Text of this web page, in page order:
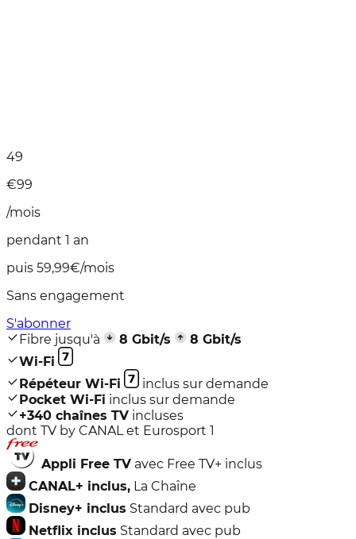
49
€99
/mois
pendant 1 an
puis 59,99€/mois
Sans engagement
S'abonner
Fibre jusqu'à
8 Gbit/s 8 Gbit/s
Wi-Fi
Répéteur Wi-Fi
inclus sur demande
Pocket Wi-Fi inclus sur demande
+340 chaînes TV incluses
dont TV by CANAL et Eurosport 1
Appli Free TV avec Free TV+ inclus
CANAL+ inclus, La Chaîne
Disney+ inclus Standard avec pub
Netflix inclus Standard avec pub